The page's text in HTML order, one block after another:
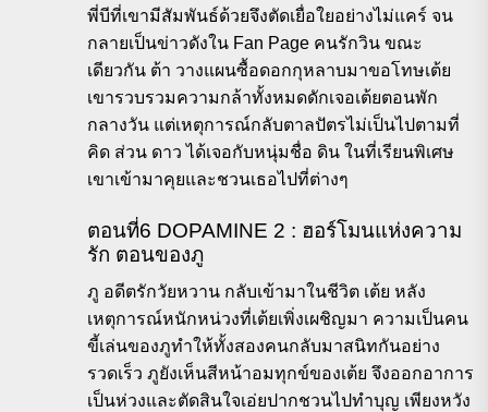
พี่บีที่เขามีสัมพันธ์ด้วยจึงตัดเยื่อใยอย่างไม่แคร์ จน
กลายเป็นข่าวดังใน Fan Page คนรักวิน ขณะ
เดียวกัน ต้า วางแผนซื้อดอกกุหลาบมาขอโทษเต้ย
เขารวบรวมความกล้าทั้งหมดดักเจอเต้ยตอนพัก
กลางวัน แต่เหตุการณ์กลับตาลปัตรไม่เป็นไปตามที่
คิด ส่วน ดาว ได้เจอกับหนุ่มชื่อ ดิน ในที่เรียนพิเศษ
เขาเข้ามาคุยและชวนเธอไปที่ต่างๆ
ตอนที่6 DOPAMINE 2 : ฮอร์โมนแห่งความ
รัก ตอนของภู
ภู อดีตรักวัยหวาน กลับเข้ามาในชีวิต เต้ย หลัง
เหตุการณ์หนักหน่วงที่เต้ยเพิ่งเผชิญมา ความเป็นคน
ขี้เล่นของภูทำให้ทั้งสองคนกลับมาสนิทกันอย่าง
รวดเร็ว ภูยังเห็นสีหน้าอมทุกข์ของเต้ย จึงออกอาการ
เป็นห่วงและตัดสินใจเอ่ยปากชวนไปทำบุญ เพียงหวัง